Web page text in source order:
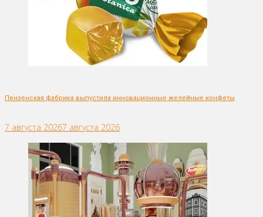
Пензенская фабрика выпустила инновационные желейные конфеты
7 августа 20267 августа 2026